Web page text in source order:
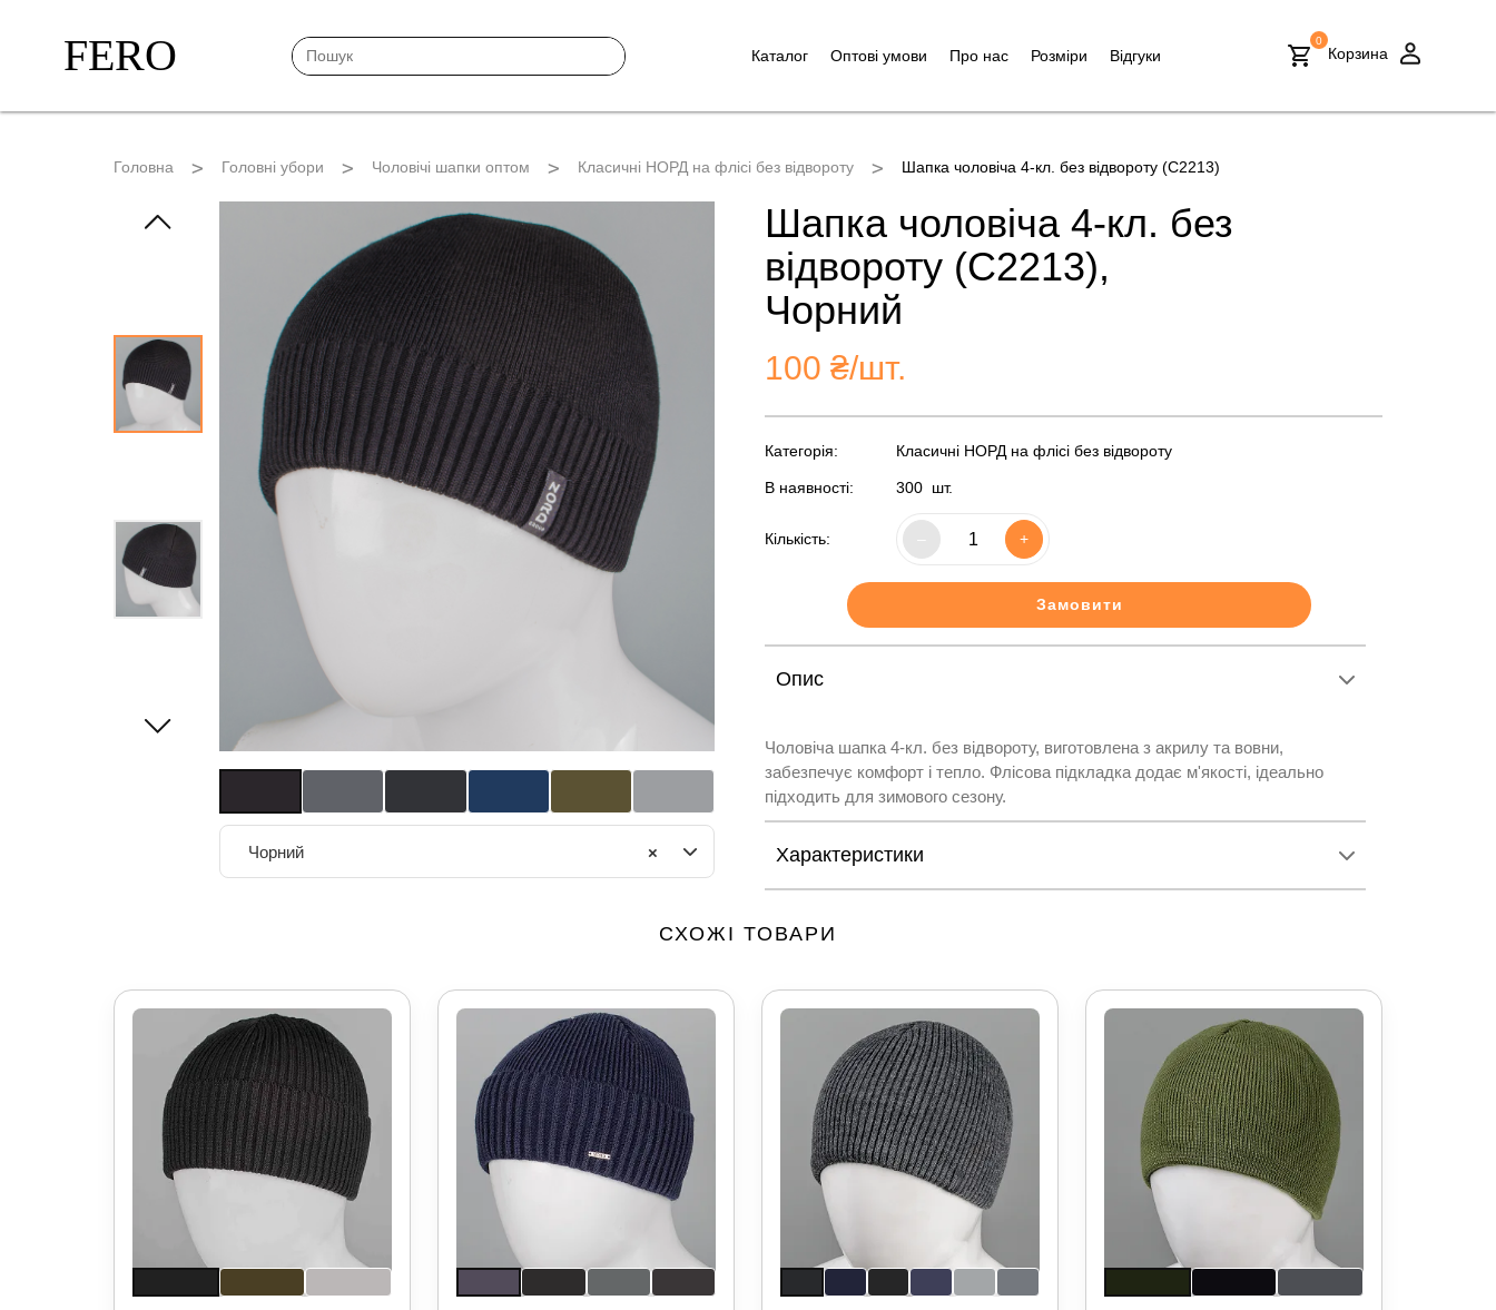
FERO Каталог Оптові умови Про нас Розміри Відгуки
0
Корзина
Головна Головні убори Чоловічі шапки оптом Класичні НОРД на флісі без відвороту Шапка чоловіча 4-кл. без відвороту (С2213)
×
Чорний
Шапка чоловіча 4-кл. без
відвороту (С2213),
Чорний
100 ₴/шт.
Категорія: Класичні НОРД на флісі без відвороту
В наявності: 300 шт.
Кількість: +
Замовити
Опис
Чоловіча шапка 4-кл. без відвороту, виготовлена з акрилу та вовни,
забезпечує комфорт і тепло. Флісова підкладка додає м'якості, ідеально
підходить для зимового сезону.
Характеристики
СХОЖІ ТОВАРИ